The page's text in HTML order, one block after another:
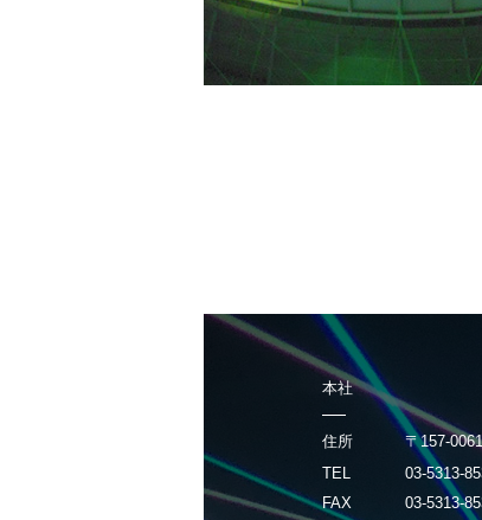
本社
住所
〒157-
TEL
03-5313-
FAX
03-5313-